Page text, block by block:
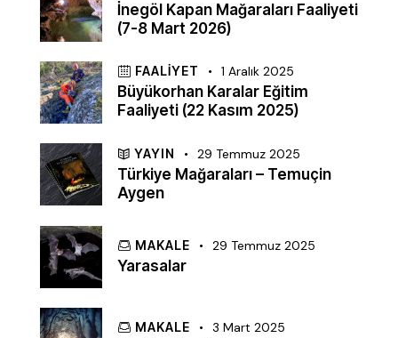
İnegöl Kapan Mağaraları Faaliyeti
(7-8 Mart 2026)
FAALIYET 1 Aralık 2025
Büyükorhan Karalar Eğitim
Faaliyeti (22 Kasım 2025)
YAYIN 29 Temmuz 2025
Türkiye Mağaraları – Temuçin
Aygen
MAKALE 29 Temmuz 2025
Yarasalar
MAKALE 3 Mart 2025